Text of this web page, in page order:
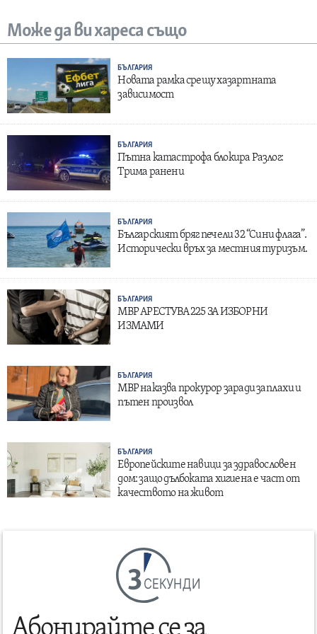
Може да ви хареса също
БЪЛГАРИЯ
Новата рамка срещу хазартната
зависимост
БЪЛГАРИЯ
Пътна катастрофа блокира Разлог:
Трима ранени
БЪЛГАРИЯ
Българският бряг печели 32 “Сини флага”.
Исторически връх за местния туризъм.
БЪЛГАРИЯ
МВР АРЕСТУВА 225 ЗА ИЗБОРНИ
ИЗМАМИ
БЪЛГАРИЯ
МВР наказва прокурор заради заплахи и
пътен произвол
БЪЛГАРИЯ
Европейските навици за здравословен
дом: защо дълбоката хигиена е част от
качеството на живот
СЕКУНДИ